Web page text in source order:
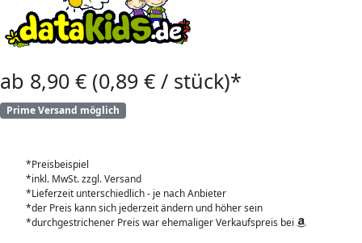
ab 8,90 € (0,89 € / stück)*
Prime Versand möglich
*Preisbeispiel
*inkl. MwSt. zzgl. Versand
*Lieferzeit unterschiedlich - je nach Anbieter
*der Preis kann sich jederzeit ändern und höher sein
*durchgestrichener Preis war ehemaliger Verkaufspreis bei